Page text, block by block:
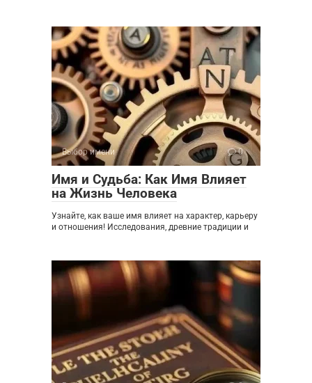
Выбор имени 0
Имя и Судьба: Как Имя Влияет
на Жизнь Человека
Узнайте, как ваше имя влияет на характер, карьеру
и отношения! Исследования, древние традиции и